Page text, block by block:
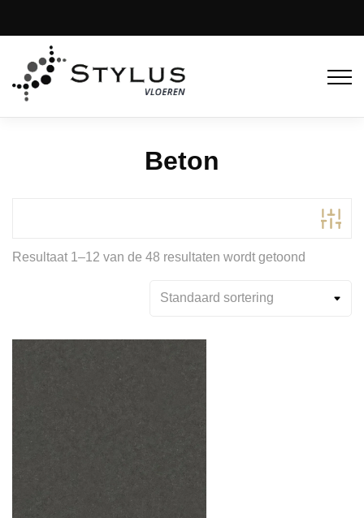
Beton
Productcategorieën
Supreme Tex Back(30)
Product Kleur
Product Kleurfamilie
Resultaat 1–12 van de 48 resultaten wordt getoond